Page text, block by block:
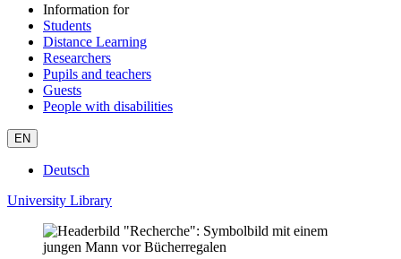
Information for
Students
Distance Learning
Researchers
Pupils and teachers
Guests
People with disabilities
EN
Deutsch
University Library